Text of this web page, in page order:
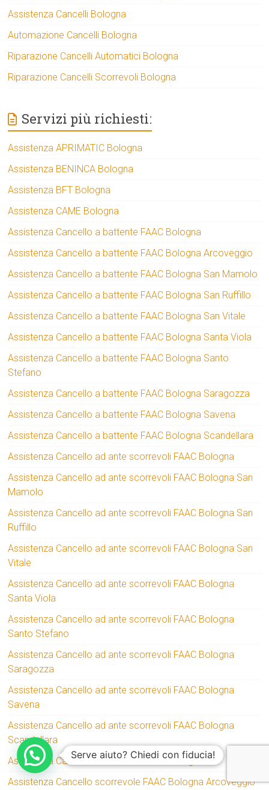
Assistenza Cancelli Bologna
Automazione Cancelli Bologna
Riparazione Cancelli Automatici Bologna
Riparazione Cancelli Scorrevoli Bologna
Servizi più richiesti:
Assistenza APRIMATIC Bologna
Assistenza BENINCA Bologna
Assistenza BFT Bologna
Assistenza CAME Bologna
Assistenza Cancello a battente FAAC Bologna
Assistenza Cancello a battente FAAC Bologna Arcoveggio
Assistenza Cancello a battente FAAC Bologna San Mamolo
Assistenza Cancello a battente FAAC Bologna San Ruffillo
Assistenza Cancello a battente FAAC Bologna San Vitale
Assistenza Cancello a battente FAAC Bologna Santa Viola
Assistenza Cancello a battente FAAC Bologna Santo
Stefano
Assistenza Cancello a battente FAAC Bologna Saragozza
Assistenza Cancello a battente FAAC Bologna Savena
Assistenza Cancello a battente FAAC Bologna Scandellara
Assistenza Cancello ad ante scorrevoli FAAC Bologna
Assistenza Cancello ad ante scorrevoli FAAC Bologna San
Mamolo
Assistenza Cancello ad ante scorrevoli FAAC Bologna San
Ruffillo
Assistenza Cancello ad ante scorrevoli FAAC Bologna San
Vitale
Assistenza Cancello ad ante scorrevoli FAAC Bologna
Santa Viola
Assistenza Cancello ad ante scorrevoli FAAC Bologna
Santo Stefano
Assistenza Cancello ad ante scorrevoli FAAC Bologna
Saragozza
Assistenza Cancello ad ante scorrevoli FAAC Bologna
Savena
Assistenza Cancello ad ante scorrevoli FAAC Bologna
Scandellara
Assistenza Cancello scorrevole FAAC Bologna
Assistenza Cancello scorrevole FAAC Bologna Arcoveggio
Serve aiuto? Chiedi con fiducia!